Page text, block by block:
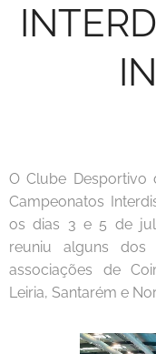
O Clube Desportivo
Campeonatos
os dias 3 e 5 de
reuniu alguns dos
associações de
Leiria, Santarém e